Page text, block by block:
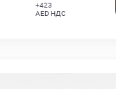
+423
AED НДС